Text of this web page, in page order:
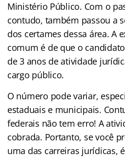
Ministério Público. Com o
contudo, também passou a
dos certames dessa área. A
comum é de que o
de 3 anos de atividade
cargo público.
O número pode variar,
estaduais e municipais.
federais não tem erro! A
cobrada. Portanto, se você
uma das carreiras jurídicas,